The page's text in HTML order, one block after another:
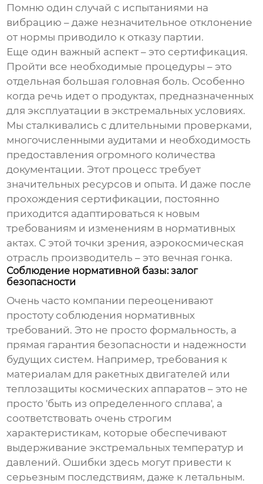
Помню один случай с испытаниями на
вибрацию – даже незначительное отклонение
от нормы приводило к отказу партии.
Еще один важный аспект – это сертификация.
Пройти все необходимые процедуры – это
отдельная большая головная боль. Особенно
когда речь идет о продуктах, предназначенных
для эксплуатации в экстремальных условиях.
Мы сталкивались с длительными проверками,
многочисленными аудитами и необходимость
предоставления огромного количества
документации. Этот процесс требует
значительных ресурсов и опыта. И даже после
прохождения сертификации, постоянно
приходится адаптироваться к новым
требованиям и изменениям в нормативных
актах. С этой точки зрения, аэрокосмическая
отрасль производитель – это вечная гонка.
Соблюдение нормативной базы: залог
безопасности
Очень часто компании переоценивают
простоту соблюдения нормативных
требований. Это не просто формальность, а
прямая гарантия безопасности и надежности
будущих систем. Например, требования к
материалам для ракетных двигателей или
теплозащиты космических аппаратов – это не
просто 'быть из определенного сплава', а
соответствовать очень строгим
характеристикам, которые обеспечивают
выдерживание экстремальных температур и
давлений. Ошибки здесь могут привести к
серьезным последствиям, даже к летальным.